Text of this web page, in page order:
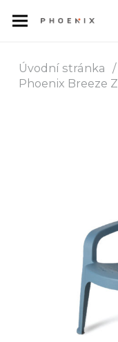
Úvodní stránka /
Phoenix Breeze